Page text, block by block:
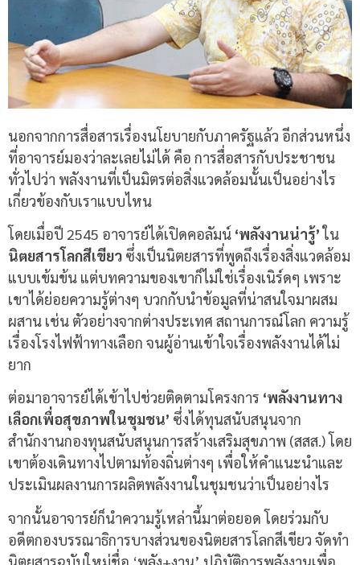
นอกจากการสื่อสารเรื่องนโยบายกับภาครัฐแล้ว อีกส่วนหนึ่ง
ที่อาจารย์มองว่าละเลยไม่ได้ คือ การสื่อสารกับประชาชน
ทั่วไปว่า พลังงานที่เป็นมิตรต่อสิ่งแวดล้อมนั้นเป็นอย่างไร
เกี่ยวข้องกับเราแบบไหน
โดยเมื่อปี 2545 อาจารย์ได้เปิดคอลัมน์ ‘พลังงานน่ารู้’ใน
นิตยสารโลกสีเขียว ซึ่งเป็นนิตยสารที่พูดถึงเรื่องสิ่งแวดล้อม
แบบเข้มข้น แต่บทความของเขาก็ไม่ใช่เรื่องเนิร์ดๆ เพราะ
เขาได้ย่อยความรู้ต่างๆ บวกกับนำข้อมูลที่น่าสนใจมาผสม
ผสาน เช่น ตัวอย่างจากต่างประเทศ สถานการณ์โลก ความรู้
เรื่องโรงไฟฟ้าทางเลือก จนผู้อ่านเข้าใจเรื่องพลังงานได้ไม่
ยาก
ต่อมาอาจารย์ได้เข้าไปช่วยติดตามโครงการ ‘พลังงานทาง
เลือกเพื่อสุขภาพในชุมชน’ ซึ่งได้ทุนสนับสนุนจาก
สำนักงานกองทุนสนับสนุนการสร้างเสริมสุขภาพ (สสส.) โดย
เขาต้องเดินทางไปตามท้องถิ่นต่างๆ เพื่อให้คำแนะนำและ
ประเมินผลงานการผลิตพลังงานในชุมชนว่าเป็นอย่างไร
จากนั้นอาจารย์ก็นำความรู้เหล่านี้มาต่อยอด โดยร่วมกับ
อดีตกองบรรณาธิการบางส่วนของนิตยสารโลกสีเขียว จัดทำ
นิตยสารฉบับใหม่ชื่อ ‘พลัง+งาน’ ปฏิบัติการพลังงานเพื่อ